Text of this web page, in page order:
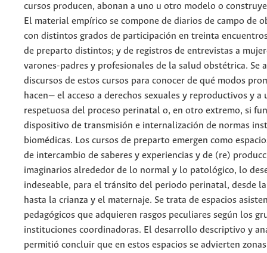
cursos producen, abonan a uno u otro modelo o
El material empírico se compone de diarios de campo de
con distintos grados de participación en treinta
de preparto distintos; y de registros de entrevistas a
varones-padres y profesionales de la salud obstétrica. Se
discursos de estos cursos para conocer de qué modos
hacen— el acceso a derechos sexuales y reproductivos y a
respetuosa del proceso perinatal o, en otro extremo, si
dispositivo de transmisión e internalización de normas
biomédicas. Los cursos de preparto emergen como
de intercambio de saberes y experiencias y de (re)
imaginarios alrededor de lo normal y lo patológico, lo
indeseable, para el tránsito del periodo perinatal, desde
hasta la crianza y el maternaje. Se trata de espacios
pedagógicos que adquieren rasgos peculiares según los
instituciones coordinadoras. El desarrollo descriptivo y
permitió concluir que en estos espacios se advierten